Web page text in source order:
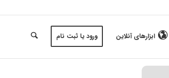
ابزارهای آنلاین ورود یا ثبت نام